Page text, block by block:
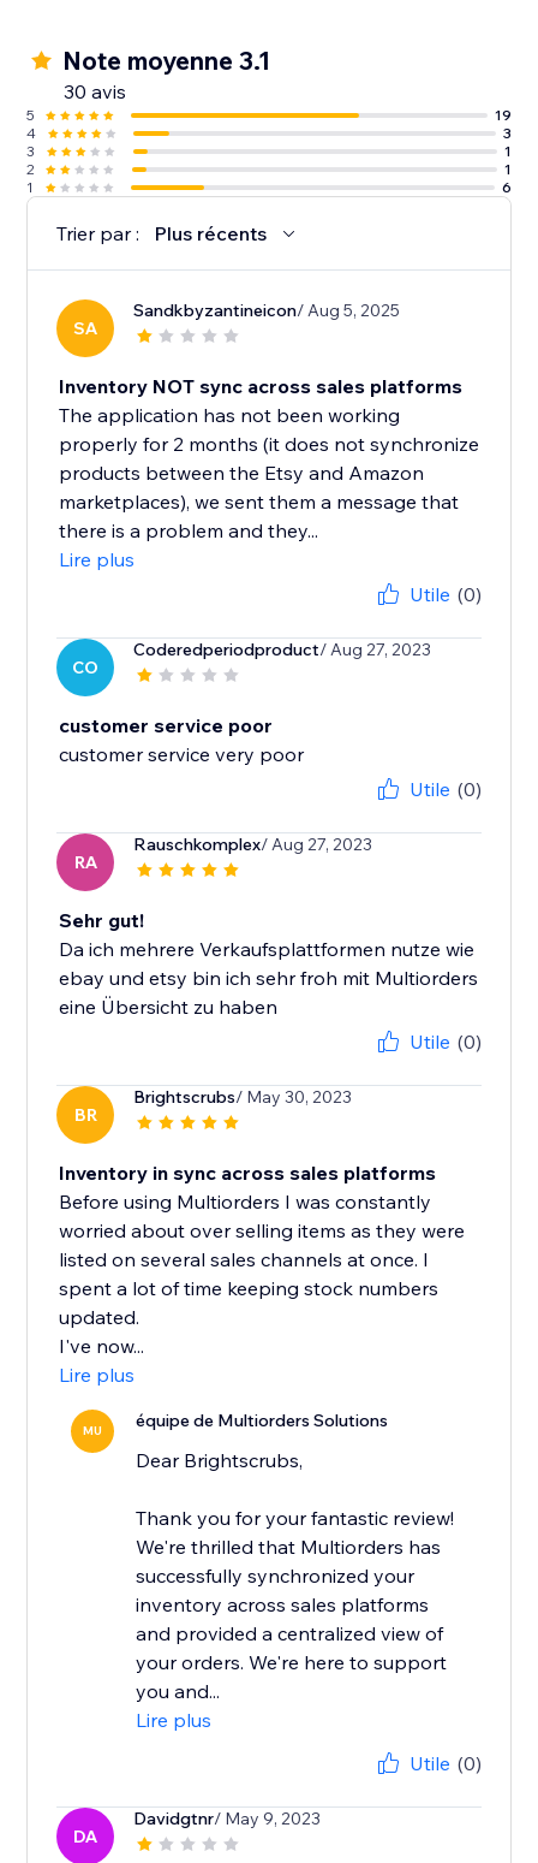
Note moyenne 3.1
30 avis
5
19
4
3
3
1
2
1
1
6
Trier par : Plus récents
SA
Sandkbyzantineicon/ Aug 5, 2025
Inventory NOT sync across sales platforms
The application has not been working
properly for 2 months (it does not synchronize
products between the Etsy and Amazon
marketplaces), we sent them a message that
there is a problem and they...
Lire plus
Utile (0)
CO
Coderedperiodproduct/ Aug 27, 2023
customer service poor
customer service very poor
Utile (0)
RA
Rauschkomplex/ Aug 27, 2023
Sehr gut!
Da ich mehrere Verkaufsplattformen nutze wie
ebay und etsy bin ich sehr froh mit Multiorders
eine Übersicht zu haben
Utile (0)
BR
Brightscrubs/ May 30, 2023
Inventory in sync across sales platforms
Before using Multiorders I was constantly
worried about over selling items as they were
listed on several sales channels at once. I
spent a lot of time keeping stock numbers
updated.
I've now...
Lire plus
MU équipe de Multiorders Solutions
Dear Brightscrubs,
Thank you for your fantastic review!
We're thrilled that Multiorders has
successfully synchronized your
inventory across sales platforms
and provided a centralized view of
your orders. We're here to support
you and...
Lire plus
Utile (0)
DA
Davidgtnr/ May 9, 2023